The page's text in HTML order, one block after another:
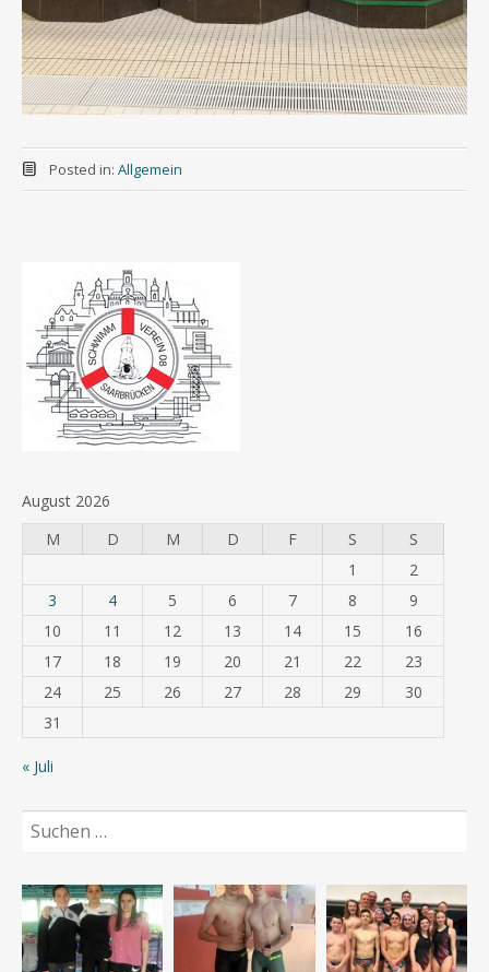
Posted in: Allgemein
August 2026
M
D M D F S
S
1
2
3
4 5 6 7 8
9
10
11 12 13 14 15
16
17
18 19 20 21 22
23
24
25 26 27 28 29
30
31
« Juli
Suchen
nach: